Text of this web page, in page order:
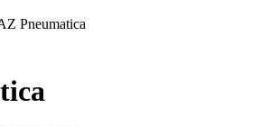
Pneumatica